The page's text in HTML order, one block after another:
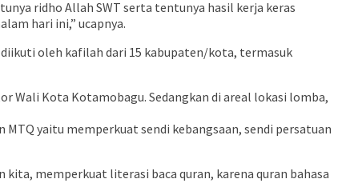
ridho Allah SWT serta tentunya hasil kerja keras
hari ini,” ucapnya.
diikuti oleh kafilah dari 15 kabupaten/kota, termasuk
Wali Kota Kotamobagu. Sedangkan di areal lokasi lomba,
yaitu memperkuat sendi kebangsaan, sendi persatuan
memperkuat literasi baca quran, karena quran bahasa